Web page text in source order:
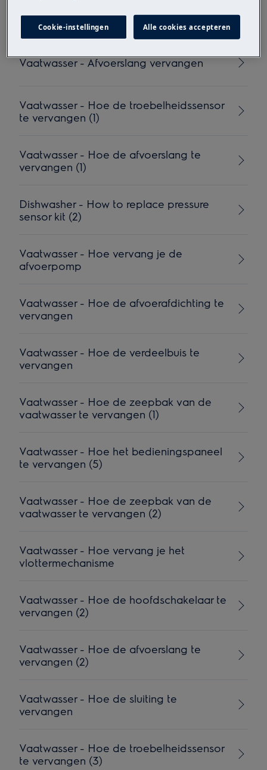
(dishwasher)
Vaatwasser - Afvoerslang vervangen
Vaatwasser - Hoe de troebelheidssensor
te vervangen (1)
Vaatwasser - Hoe de afvoerslang te
vervangen (1)
Dishwasher - How to replace pressure
sensor kit (2)
Vaatwasser - Hoe vervang je de
afvoerpomp
Vaatwasser - Hoe de afvoerafdichting te
vervangen
Vaatwasser - Hoe de verdeelbuis te
vervangen
Vaatwasser - Hoe de zeepbak van de
vaatwasser te vervangen (1)
Vaatwasser - Hoe het bedieningspaneel
te vervangen (5)
Vaatwasser - Hoe de zeepbak van de
vaatwasser te vervangen (2)
Vaatwasser - Hoe vervang je het
vlottermechanisme
Vaatwasser - Hoe de hoofdschakelaar te
vervangen (2)
Vaatwasser - Hoe de afvoerslang te
vervangen (2)
Vaatwasser - Hoe de sluiting te
vervangen
Vaatwasser - Hoe de troebelheidssensor
te vervangen (3)
Cookie-instellingen Alle cookies accepteren